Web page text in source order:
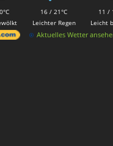
16 / 21°C
Leichter Regen
11 /
Leicht
Aktuelles Wetter